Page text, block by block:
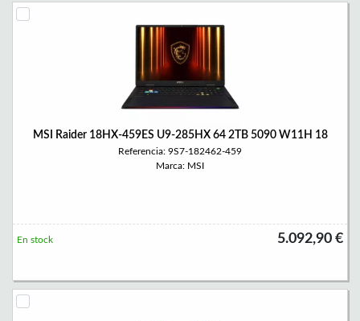
MSI Raider 18HX-459ES U9-285HX 64 2TB 5090 W11H 18
Referencia: 9S7-182462-459
Marca: MSI
5.092,90 €
En stock